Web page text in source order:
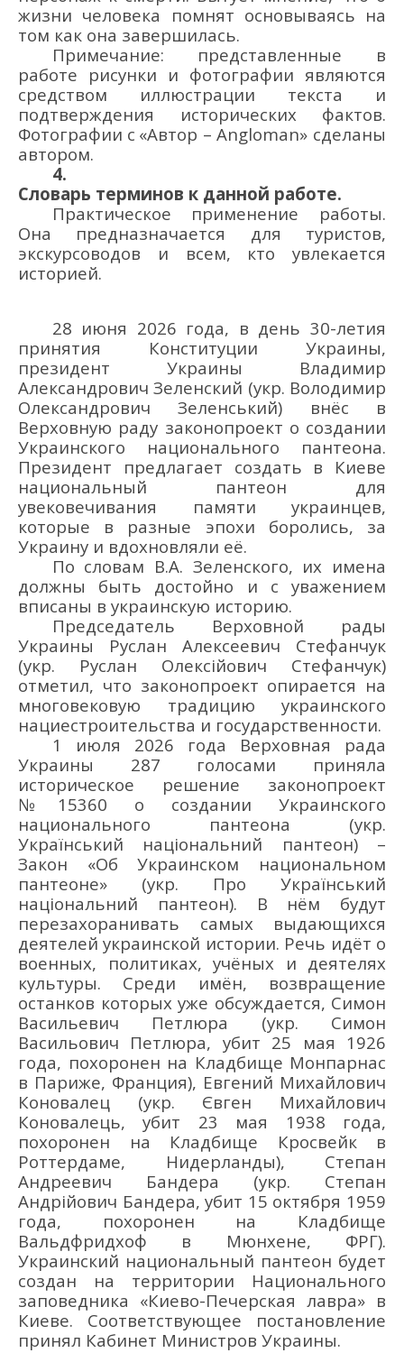
жизни человека помнят основываясь на
том как она завершилась.
Примечание: представленные в
работе рисунки и фотографии являются
средством иллюстрации текста и
подтверждения исторических фактов.
Фотографии с «Автор – Angloman» сделаны
автором.
4.
Словарь терминов к данной работе.
Практическое применение работы.
Она предназначается для туристов,
экскурсоводов и всем, кто увлекается
историей.
28 июня 2026 года, в день 30-летия
принятия Конституции Украины,
президент Украины Владимир
Александрович Зеленский (укр. Володимир
Олександрович Зеленський) внёс в
Верховную раду законопроект о создании
Украинского национального пантеона.
Президент предлагает создать в Киеве
национальный пантеон для
увековечивания памяти украинцев,
которые в разные эпохи боролись, за
Украину и вдохновляли её.
По словам В.А. Зеленского, их имена
должны быть достойно и с уважением
вписаны в украинскую историю.
Председатель Верховной рады
Украины Руслан Алексеевич Стефанчук
(укр. Руслан Олексійович Стефанчук)
отметил, что законопроект опирается на
многовековую традицию украинского
нациестроительства и государственности.
1 июля 2026 года Верховная рада
Украины 287 голосами приняла
историческое решение законопроект
№15360 о создании Украинского
национального пантеона (укр.
Український національний пантеон) –
Закон «Об Украинском национальном
пантеоне» (укр. Про Український
національний пантеон). В нём будут
перезахоранивать самых выдающихся
деятелей украинской истории. Речь идёт о
военных, политиках, учёных и деятелях
культуры. Среди имён, возвращение
останков которых уже обсуждается, Симон
Васильевич Петлюра (укр. Симон
Васильович Петлюра, убит 25 мая 1926
года, похоронен на Кладбище Монпарнас
в Париже, Франция), Евгений Михайлович
Коновалец (укр. Євген Михайлович
Коновалець, убит 23 мая 1938 года,
похоронен на Кладбище Кросвейк в
Роттердаме, Нидерланды), Степан
Андреевич Бандера (укр. Степан
Андрійович Бандера, убит 15 октября 1959
года, похоронен на Кладбище
Вальдфридхоф в Мюнхене, ФРГ).
Украинский национальный пантеон будет
создан на территории Национального
заповедника «Киево-Печерская лавра» в
Киеве. Соответствующее постановление
принял Кабинет Министров Украины.